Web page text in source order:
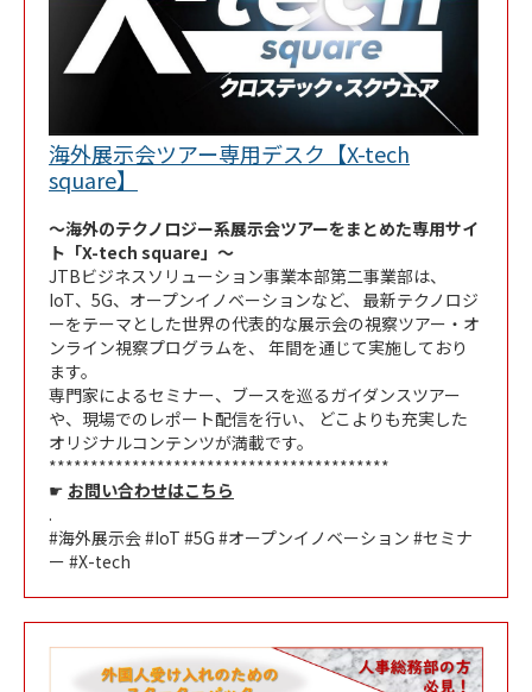
海外展示会ツアー専用デスク【X-tech
square】
～海外のテクノロジー系展示会ツアーをまとめた専用サイ
ト「X-tech square」～
JTBビジネスソリューション事業本部第二事業部は、
IoT、5G、オープンイノベーションなど、 最新テクノロジ
ーをテーマとした世界の代表的な展示会の視察ツアー・オ
ンライン視察プログラムを、 年間を通じて実施しており
ます。
専門家によるセミナー、ブースを巡るガイダンスツアー
や、現場でのレポート配信を行い、 どこよりも充実した
オリジナルコンテンツが満載です。
*****************************************
☛ お問い合わせはこちら
.
#海外展示会 #IoT #5G #オープンイノベーション #セミナ
ー #X-tech